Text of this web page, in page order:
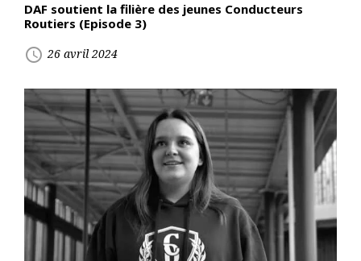
DAF soutient la filière des jeunes Conducteurs
Routiers (Episode 3)
access_time 26 avril 2024